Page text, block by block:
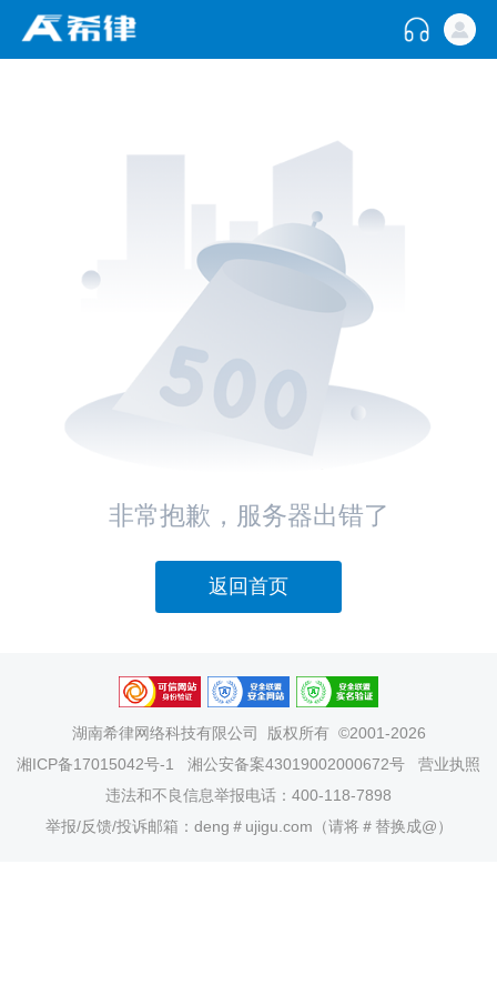
非常抱歉，服务器出错了
返回首页
湖南希律网络科技有限公司
版权所有 ©2001-2026
湘ICP备17015042号-1
湘公安备案43019002000672号
营业执照
违法和不良信息举报电话：400-118-7898
举报/反馈/投诉邮箱：deng＃ujigu.com（请将＃替换成@）